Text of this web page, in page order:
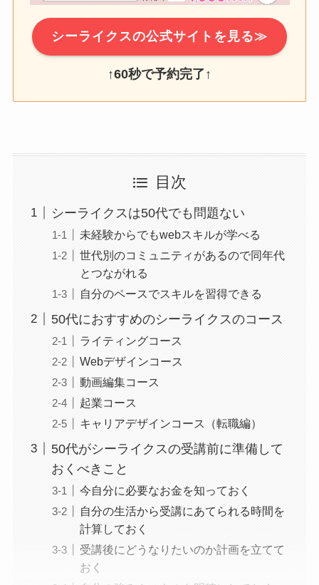
シーライクスの公式サイトを見る≫
↑60秒で予約完了 ↑
目次
シーライクスは50代でも問題ない
未経験からでもwebスキルが学べる
世代別のコミュニティがあるので同年代
とつながれる
自分のペースでスキルを習得できる
50代におすすめのシーライクスのコース
ライティングコース
Webデザインコース
動画編集コース
起業コース
キャリアデザインコース（転職編）
50代がシーライクスの受講前に準備して
おくべきこと
今自分に必要なお金を知っておく
自分の生活から受講にあてられる時間を
計算しておく
受講後にどうなりたいのか計画を立てて
おく